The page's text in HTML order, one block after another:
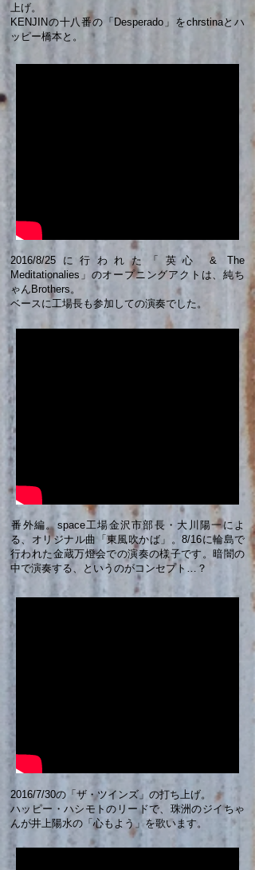
上げ。
​KENJINの十八番の「Desperado」をchrstinaとハ
ッピー橋本と。
2016/8/25に行われた「英心 & The
Meditationalies」のオープニングアクトは、純ち
ゃんBrothers。
​ベースに工場長も参加しての演奏でした。
​​番外編。space工場金沢市部長・大川陽一によ
る、オリジナル曲「東風吹かば」。8/16に輪島で
行われた金蔵万燈会での演奏の様子です。暗闇の
中で演奏する、というのがコンセプト…？
2016/7/30の「ザ・ツインズ」の打ち上げ。
ハッピー・ハシモトのリードで、珠洲のジイちゃ
んが井上陽水の「心もよう」​を歌います。